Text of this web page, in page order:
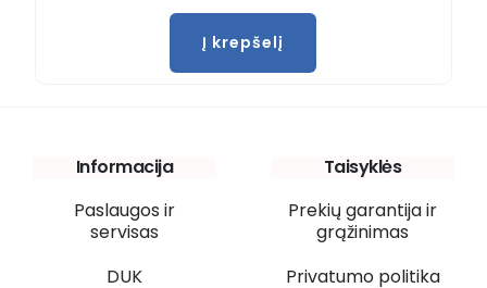
Į krepšelį
Informacija
Paslaugos ir
servisas
DUK
Taisyklės
Prekių garantija ir
grąžinimas
Privatumo politika